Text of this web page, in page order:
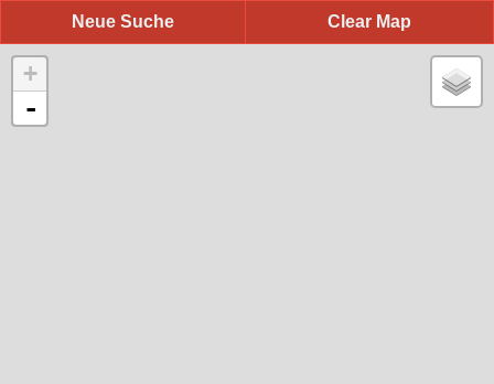
Clear Map
Neue Suche
+
-